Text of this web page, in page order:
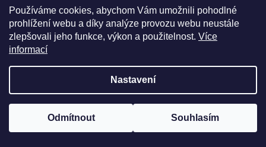
Používáme cookies, abychom Vám umožnili pohodlné
prohlížení webu a díky analýze provozu webu neustále
zlepšovali jeho funkce, výkon a použitelnost. Více
informací
Nastavení
Odmítnout Souhlasím
RAL 7031 (Šedomodrá) 6
RAL 7032 (Štěrková šedá) 6
RAL 7033 (Cementová šedá) 5